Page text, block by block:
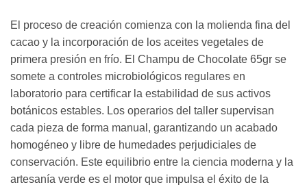
El proceso de creación comienza con la molienda fina del
cacao y la incorporación de los aceites vegetales de
primera presión en frío. El Champu de Chocolate 65gr se
somete a controles microbiológicos regulares en
laboratorio para certificar la estabilidad de sus activos
botánicos estables. Los operarios del taller supervisan
cada pieza de forma manual, garantizando un acabado
homogéneo y libre de humedades perjudiciales de
conservación. Este equilibrio entre la ciencia moderna y la
artesanía verde es el motor que impulsa el éxito de la